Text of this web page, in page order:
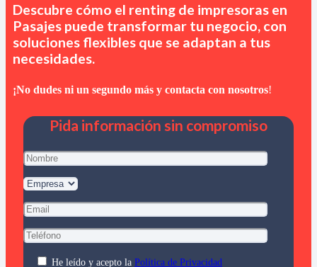
Descubre cómo el renting de impresoras en
Pasajes puede transformar tu negocio, con
soluciones flexibles que se adaptan a tus
necesidades.
¡No dudes ni un segundo más y contacta con nosotros!
Pida información sin compromiso
He leído y acepto la Política de Privacidad